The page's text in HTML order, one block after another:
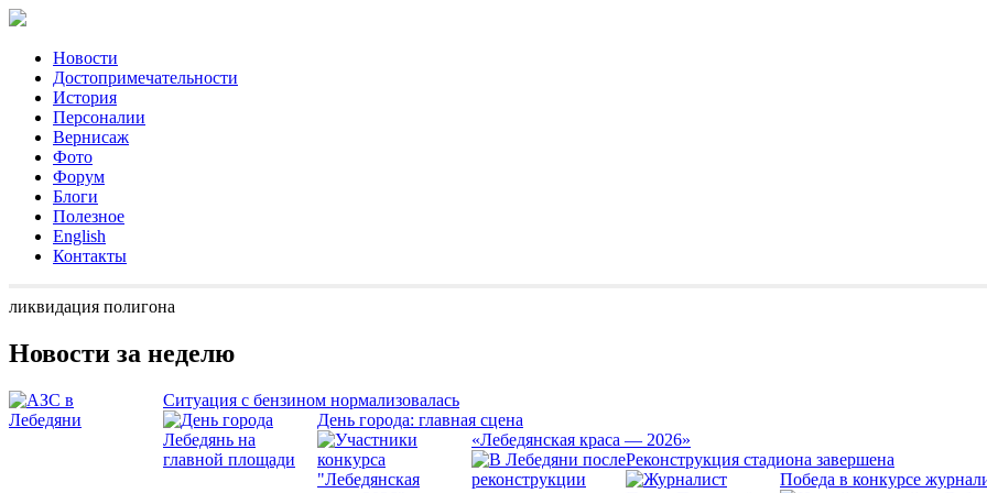
Новости
Достопримечательности
История
Персоналии
Вернисаж
Фото
Форум
Блоги
Полезное
English
Контакты
ликвидация полигона
Новости за неделю
Ситуация с бензином нормализовалась
День города: главная сцена
«Лебедянская краса — 2026»
Реконструкция стадиона завершена
Победа в конкурсе